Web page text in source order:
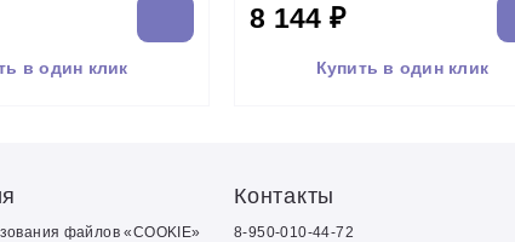
в один клик
8 144 ₽
Купить в один клик
файлов «COOKIE»
Контакты
8-950-010-44-72